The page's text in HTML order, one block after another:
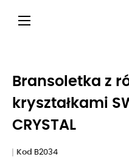
Przełącz nawigację
☰
Bransoletka z
kryształkami
CRYSTAL
Kod B2034